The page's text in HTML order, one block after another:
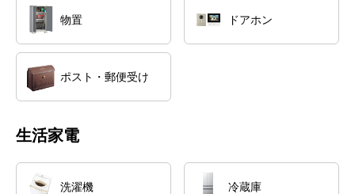
物置 ドアホン
ポスト・郵便受け
生活家電
洗濯機 冷蔵庫